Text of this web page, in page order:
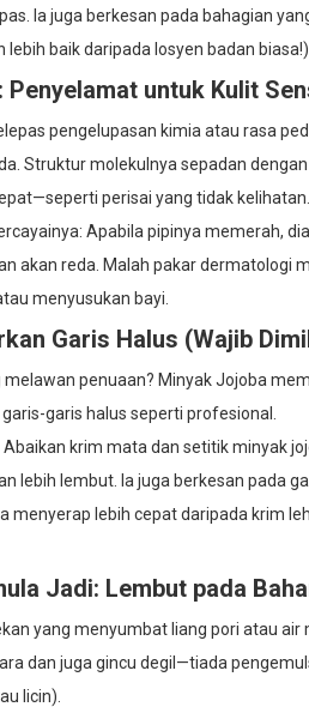
Ia juga berkesan pada bahagian
baik daripada losyen badan
Penyelamat untuk Kulit
pengelupasan kimia atau rasa
Struktur molekulnya sepadan
perisai yang tidak kelihatan.
Apabila pipinya memerah,
akan reda. Malah pakar dermatologi
menyusukan bayi.
Garis Halus (Wajib
penuaan? Minyak Jojoba
garis halus seperti profesional.
krim mata dan setitik minyak
lebih lembut. Ia juga berkesan pada
menyerap lebih cepat daripada krim
Jadi: Lembut pada
yang menyumbat liang pori atau
dan juga gincu degil—tiada
licin).